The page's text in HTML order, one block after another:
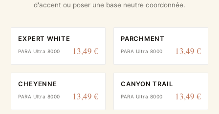
d'accent ou poser une base neutre coordonnée.
EXPERT WHITE
PARA Ultra 8000 13,49 €
PARCHMENT
PARA Ultra 8000 13,49 €
CHEYENNE
PARA Ultra 8000 13,49 €
CANYON TRAIL
PARA Ultra 8000 13,49 €